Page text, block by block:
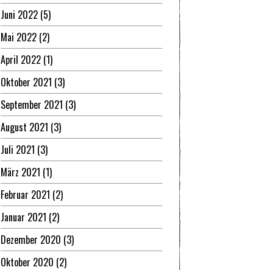
Juni 2022 (5)
Mai 2022 (2)
April 2022 (1)
Oktober 2021 (3)
September 2021 (3)
August 2021 (3)
Juli 2021 (3)
März 2021 (1)
Februar 2021 (2)
Januar 2021 (2)
Dezember 2020 (3)
Oktober 2020 (2)